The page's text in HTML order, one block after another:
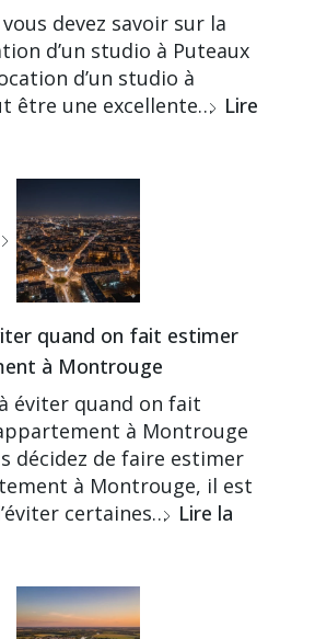
devez savoir sur la
d’un studio à Puteaux
d’un studio à
être une excellente… Lire
quand on fait estimer
à Montrouge
éviter quand on fait
à Montrouge
décidez de faire estimer
à Montrouge, il est
certaines… Lire la